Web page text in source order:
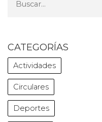
CATEGORÍAS
Actividades
Circulares
Deportes